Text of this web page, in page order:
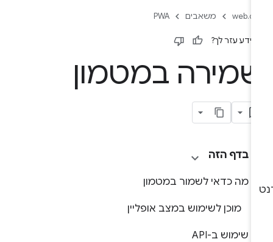
משאבים PWA
עזר לך?
במטמון
בדף הזה
מה כדאי לשמור במטמון
מוכן לשימוש במצב אופליין
שימוש ב-API